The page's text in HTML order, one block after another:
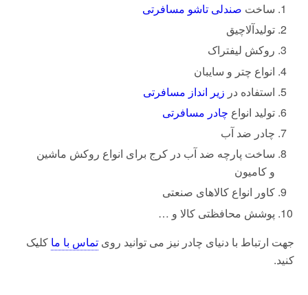
ساخت صندلی تاشو مسافرتی
تولیدآلاچیق
روکش لیفتراک
انواع چتر و سایبان
استفاده در زیر انداز مسافرتی
تولید انواع چادر مسافرتی
چادر ضد آب
ساخت پارچه ضد آب در کرج برای انواع روکش ماشین
و کامیون
کاور انواع کالاهای صنعتی
پوشش محافظتی کالا و …
جهت ارتباط با دنیای چادر نیز می توانید روی تماس با ما کلیک
کنید.